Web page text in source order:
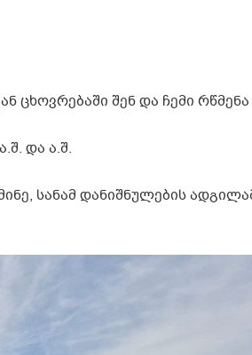
ცხოვრებაში შენ და ჩემი
და ა.შ.
სანამ დანიშნულების